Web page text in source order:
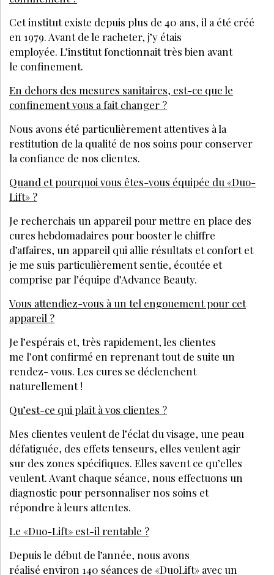
Cet institut existe depuis plus de 40 ans, il a été créé
en 1979. Avant de le racheter, j’y étais
employée. L’institut fonctionnait très bien avant
le confinement.
En dehors des mesures sanitaires, est-ce que le
confinement vous a fait changer ?
Nous avons été particulièrement attentives à la
restitution de la qualité de nos soins pour conserver
la confiance de nos clientes.
Quand et pourquoi vous êtes-vous équipée du «Duo-
Lift» ?
Je recherchais un appareil pour mettre en place des
cures hebdomadaires pour booster le chiffre
d’affaires, un appareil qui allie résultats et confort et
je me suis particulièrement sentie, écoutée et
comprise par l’équipe d’Advance Beauty.
Vous attendiez-vous à un tel engouement pour cet
appareil ?
Je l’espérais et, très rapidement, les clientes
me l’ont confirmé en reprenant tout de suite un
rendez- vous. Les cures se déclenchent
naturellement !
Qu’est-ce qui plaît à vos clientes ?
Mes clientes veulent de l’éclat du visage, une peau
défatiguée, des effets tenseurs, elles veulent agir
sur des zones spécifiques. Elles savent ce qu’elles
veulent. Avant chaque séance, nous effectuons un
diagnostic pour personnaliser nos soins et
répondre à leurs attentes.
Le «Duo-Lift» est-il rentable ?
Depuis le début de l’année, nous avons
réalisé environ 140 séances de «DuoLift» avec un